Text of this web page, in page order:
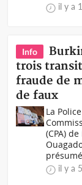
il y a
Info
trois
fraude de
de faux
La
(CPA)
il y a